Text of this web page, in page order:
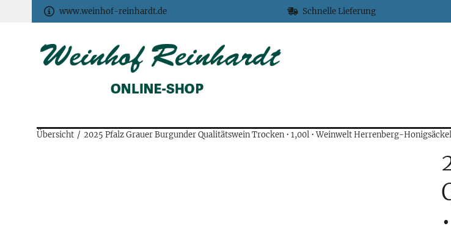
www.weinhof-reinhardt.de Schnelle Lieferung
Übersicht 2025 Pfalz Grauer Burgunder Qualitätswein Trocken • 1,00l • Weinwelt Herrenberg-